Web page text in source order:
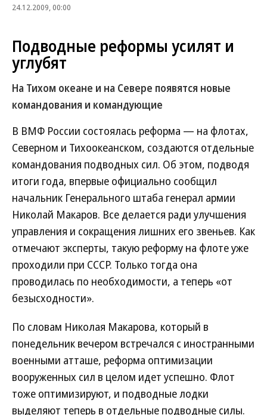
24.12.2009, 00:00
Подводные реформы усилят и
углубят
На Тихом океане и на Севере появятся новые
командования и командующие
В ВМФ России состоялась реформа — на флотах,
Северном и Тихоокеанском, создаются отдельные
командования подводных сил. Об этом, подводя
итоги года, впервые официально сообщил
начальник Генерального штаба генерал армии
Николай Макаров. Все делается ради улучшения
управления и сокращения лишних его звеньев. Как
отмечают эксперты, такую реформу на флоте уже
проходили при СССР. Только тогда она
проводилась по необходимости, а теперь «от
безысходности».
По словам Николая Макарова, который в
понедельник вечером встречался с иностранными
военными атташе, реформа оптимизации
вооруженных сил в целом идет успешно. Флот
тоже оптимизируют, и подводные лодки
выделяют теперь в отдельные подводные силы.